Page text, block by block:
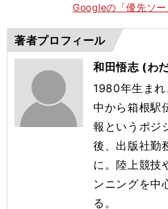
Googleの「優先ソ
著者プロフィール
和田悟志 (わ
1980年生ま
中から箱根駅
報というポジ
後、出版社勤
に。陸上競技
ンニングを中
る。